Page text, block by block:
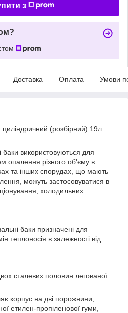
з
Доставка Оплата Умови
(розбірний) 19л
використовуються для
опалення різного об'єму в
та інших спорудах, що мають
можуть застосовуватися в
холодильних
баки призначені для
теплоносія в залежності від
сталевих половин легованої
корпус на дві порожнини,
етилен-пропіленової гуми,